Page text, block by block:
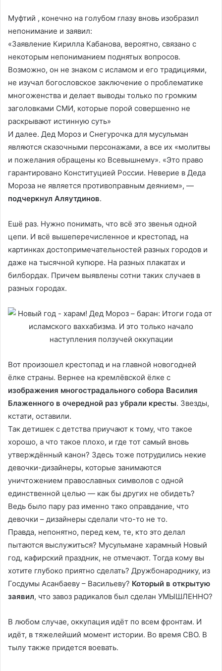
Муфтий , конечно на голубом глазу вновь изобразил
непонимание и заявил:
«Заявление Кирилла Кабанова, вероятно, связано с
некоторым непониманием поднятых вопросов.
Возможно, он не знаком с исламом и его традициями,
не изучал богословское заключение о проблематике
многоженства и делает выводы только по громким
заголовками СМИ, которые порой совершенно не
раскрывают истинную суть»
И далее. Дед Мороз и Снегурочка для мусульман
являются сказочными персонажами, а все их «молитвы
и пожелания обращены ко Всевышнему». «Это право
гарантировано Конституцией России. Неверие в Деда
Мороза не является противоправным деянием», —
подчеркнул Аляутдинов.
Ешё раз. Нужно понимать, что всё это звенья одной
цепи. И всё вышеперечисленное и крестопад, на
картинках достопримечательностей разных городов и
даже на тысячной купюре. На разных плакатах и
билбордах. Причем выявлены сотни таких случаев в
разных городах.
Вот произошел крестопад и на главной новогодней
ёлке страны. Вернее на кремлёвской ёлке с
изображения многострадального собора Василия
Блаженного в очередной раз убрали кресты. Звезды,
кстати, оставили.
Так детишек с детства приучают к тому, что такое
хорошо, а что такое плохо, и где тот самый вновь
утверждённый канон? Здесь тоже потрудились некие
девочки-дизайнеры, которые занимаются
уничтожением православных символов с одной
единственной целью — как бы других не обидеть?
Ведь было пару раз именно тако оправдание, что
девочки – дизайнеры сделали что-то не то.
Правда, непонятно, перед кем, те, кто это делал
пытаются выслужиться? Мусульмане харамный Новый
год, кафирский праздник, не отмечают. Тогда кому вы
хотите глубоко приятно сделать? Дружбонароднику, из
Госдумы Асанбаеву – Васильеву? Который в открытую
заявил, что завоз радикалов был сделан УМЫШЛЕННО?
В любом случае, оккупация идёт по всем фронтам. И
идёт, в тяжелейший момент истории. Во время СВО. В
тылу также придется воевать.